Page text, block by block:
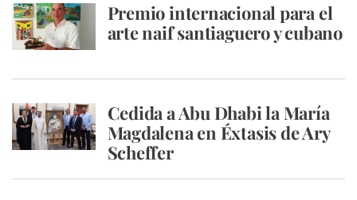
Premio internacional para el
arte naif santiaguero y cubano
Cedida a Abu Dhabi la María
Magdalena en Éxtasis de Ary
Scheffer